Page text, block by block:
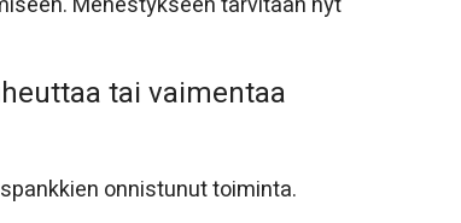
tai vaimentaa
onnistunut toiminta.